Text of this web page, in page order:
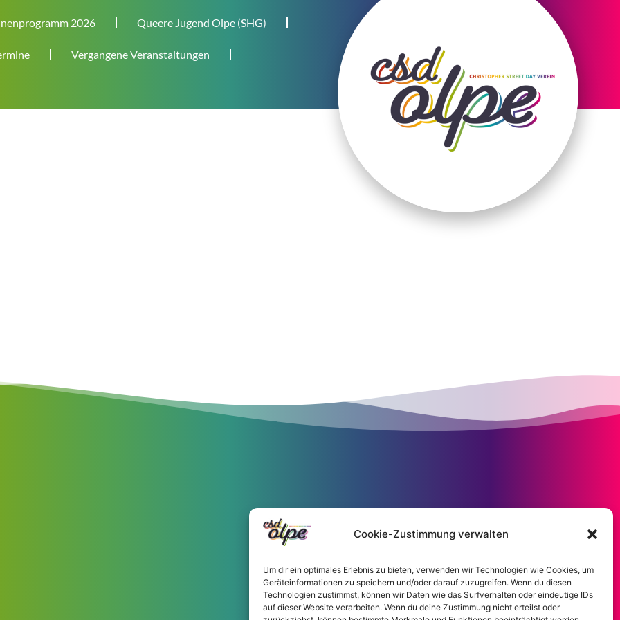
Cookie-Zustimmung verwalten
Um dir ein optimales Erlebnis zu bieten, verwenden wir Technologien wie Cookies, um
Geräteinformationen zu speichern und/oder darauf zuzugreifen. Wenn du diesen
Technologien zustimmst, können wir Daten wie das Surfverhalten oder eindeutige IDs
auf dieser Website verarbeiten. Wenn du deine Zustimmung nicht erteilst oder
2026 Queere Jugend Olpe (SHG)
Vergangene Veranstaltungen